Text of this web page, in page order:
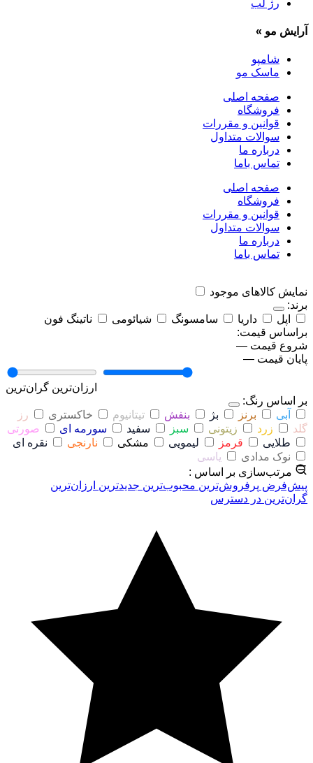
رژ لب
آرایش مو »
شامپو
ماسک مو
صفحه اصلی
فروشگاه
قوانین و مقررات
سوالات متداول
درباره ما
تماس باما
صفحه اصلی
فروشگاه
قوانین و مقررات
سوالات متداول
درباره ما
تماس باما
نمایش کالاهای موجود
برند:
اپل
داریا سامسونگ شیائومی
ناتینگ فون
براساس قیمت:
شروع قیمت —
پایان قیمت —
ارزان‌ترین گران‌ترین
بر اساس رنگ:
آبی
برنز بژ بنفش تیتانیوم خاکستری
رز
گلد
زرد زیتونی سبز سفید سورمه ای
صورتی
طلایی
قرمز لیمویی مشکی نارنجی
نقره ای
نوک مدادی
یاسی
مرتب‌سازی بر اساس :
پیش‌فرض پرفروش‌ترین محبوب‌ترین جدیدترین ارزان‌ترین
گران‌ترین در دسترس